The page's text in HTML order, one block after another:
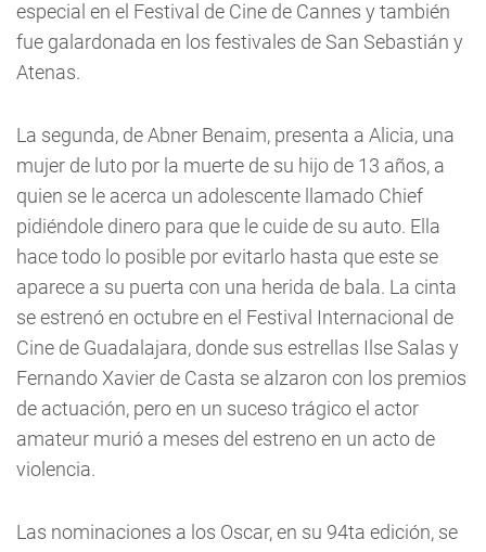
especial en el Festival de Cine de Cannes y también
fue galardonada en los festivales de San Sebastián y
Atenas.
La segunda, de Abner Benaim, presenta a Alicia, una
mujer de luto por la muerte de su hijo de 13 años, a
quien se le acerca un adolescente llamado Chief
pidiéndole dinero para que le cuide de su auto. Ella
hace todo lo posible por evitarlo hasta que este se
aparece a su puerta con una herida de bala. La cinta
se estrenó en octubre en el Festival Internacional de
Cine de Guadalajara, donde sus estrellas Ilse Salas y
Fernando Xavier de Casta se alzaron con los premios
de actuación, pero en un suceso trágico el actor
amateur murió a meses del estreno en un acto de
violencia.
Las nominaciones a los Oscar, en su 94ta edición, se